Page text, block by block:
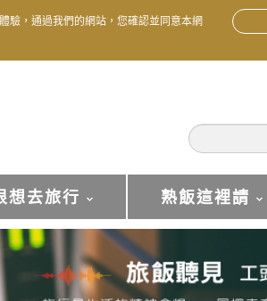
想去旅行 熟飯這裡請
驗，通過我們的網站，您確認並同意本網